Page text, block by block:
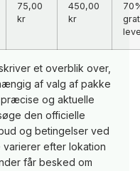
75,00
kr
450,00
kr
et overblik over,
af valg af pakke
og aktuelle
den officielle
og betingelser ved
efter lokation
får besked om